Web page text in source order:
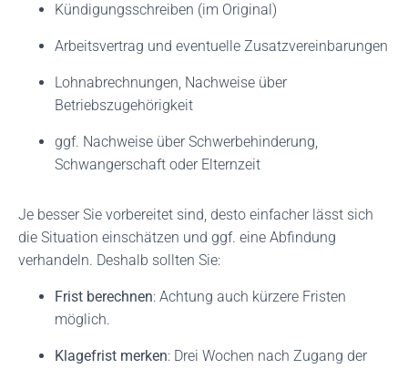
Kündigungsschreiben (im Original)
Arbeitsvertrag und eventuelle Zusatzvereinbarungen
Lohnabrechnungen, Nachweise über
Betriebszugehörigkeit
ggf. Nachweise über Schwerbehinderung,
Schwangerschaft oder Elternzeit
Je besser Sie vorbereitet sind, desto einfacher lässt sich
die Situation einschätzen und ggf. eine Abfindung
verhandeln. Deshalb sollten Sie:
Frist berechnen: Achtung auch kürzere Fristen
möglich.
Klagefrist merken: Drei Wochen nach Zugang der